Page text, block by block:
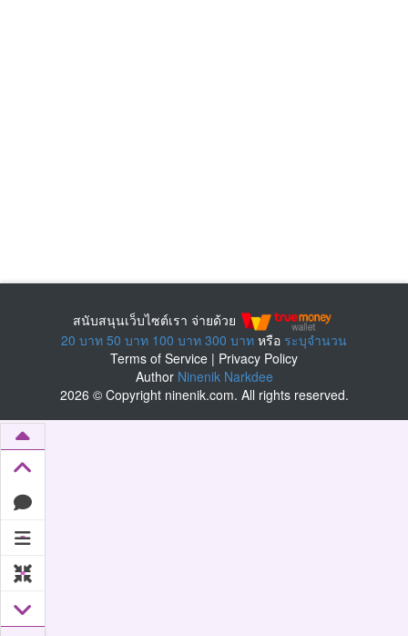
สนับสนุนเว็บไซต์เรา จ่ายด้วย
20 บาท 50 บาท 100 บาท 300 บาท หรือ ระบุจำนวน
Terms of Service | Privacy Policy
Author Ninenik Narkdee
2026 © Copyright ninenik.com. All rights reserved.